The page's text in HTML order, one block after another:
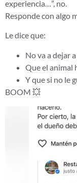
experiencia…”, no.
Responde con algo
Le dice que:
No va a dejar
Que el animal
Y que si no le
BOOM 💥